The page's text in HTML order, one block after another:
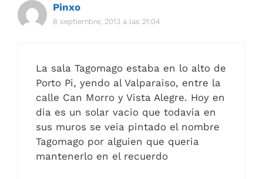
Pinxo
8 septiembre, 2013 a las 21:04
La sala Tagomago estaba en lo alto de
Porto Pi, yendo al Valparaiso, entre la
calle Can Morro y Vista Alegre. Hoy en
dia es un solar vacio que todavia en
sus muros se veia pintado el nombre
Tagomago por alguien que queria
mantenerlo en el recuerdo